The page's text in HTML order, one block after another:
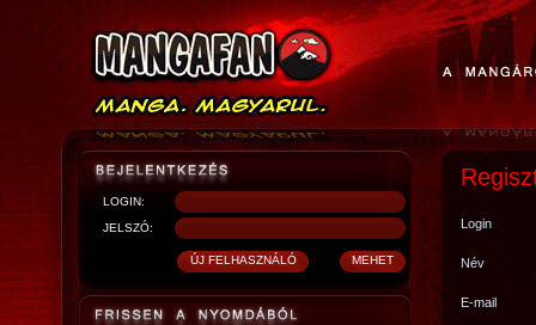
LOGIN:
JELSZÓ:
Login
Név
E-mail